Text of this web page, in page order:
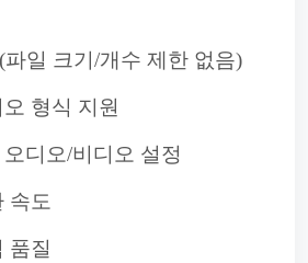
일 크기/개수 제한 없음)
형식 지원
디오/비디오 설정
속도
품질